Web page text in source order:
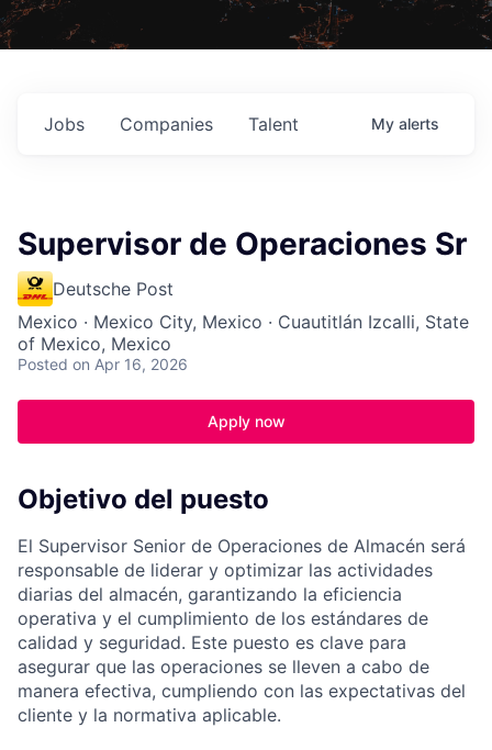
Jobs Companies Talent My alerts
Supervisor de Operaciones Sr
Deutsche Post
Mexico · Mexico City, Mexico · Cuautitlán Izcalli, State
of Mexico, Mexico
Posted on Apr 16, 2026
Apply now
Objetivo del puesto
El Supervisor Senior de Operaciones de Almacén será
responsable de liderar y optimizar las actividades
diarias del almacén, garantizando la eficiencia
operativa y el cumplimiento de los estándares de
calidad y seguridad. Este puesto es clave para
asegurar que las operaciones se lleven a cabo de
manera efectiva, cumpliendo con las expectativas del
cliente y la normativa aplicable.